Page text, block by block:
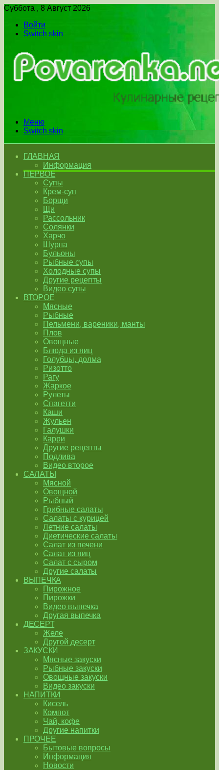
Суббота , 8 Август 2026
Войти
Switch skin
Меню
Switch skin
ГЛАВНАЯ
Информация
ПЕРВОЕ
Супы
Крем-суп
Борщи
Щи
Рассольник
Солянки
Харчо
Шурпа
Бульоны
Рыбные супы
Холодные супы
Другие рецепты
Видео супы
ВТОРОЕ
Мясные
Рыбные
Пельмени, вареники, манты
Плов
Овощные
Блюда из яиц
Голубцы, долма
Ризотто
Рагу
Жаркое
Рулеты
Спагетти
Каши
Жульен
Галушки
Карри
Другие рецепты
Подлива
Видео второе
САЛАТЫ
Мясной
Овощной
Рыбный
Грибные салаты
Салаты с курицей
Летние салаты
Диетические салаты
Салат из печени
Салат из яиц
Салат с сыром
Другие салаты
ВЫПЕЧКА
Пирожное
Пирожки
Видео выпечка
Другая выпечка
ДЕСЕРТ
Желе
Другой десерт
ЗАКУСКИ
Мясные закуски
Рыбные закуски
Овощные закуски
Видео закуски
НАПИТКИ
Кисель
Компот
Чай, кофе
Другие напитки
ПРОЧЕЕ
Бытовые вопросы
Информация
Новости